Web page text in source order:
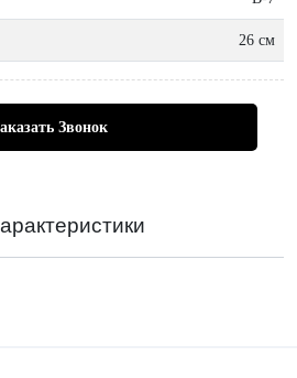
26 см
Звонок